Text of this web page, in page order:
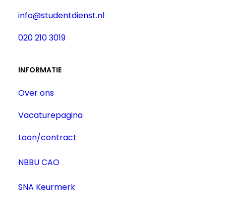
info@studentdienst.nl
020 210 3019
INFORMATIE
Over ons
Vacaturepagina
Loon/contract
NBBU CAO
SNA Keurmerk